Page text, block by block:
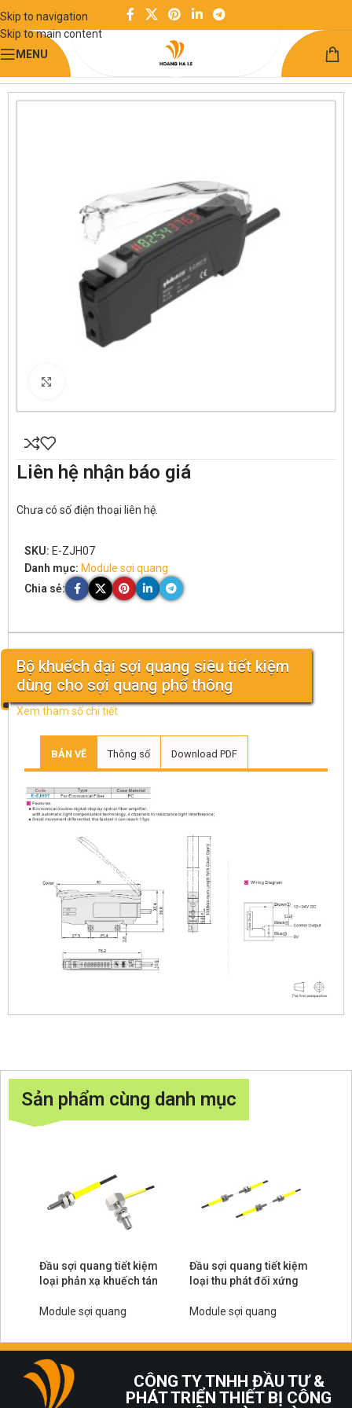
Skip to navigation
Skip to main content
MENU
Trang chủ
Điện và điều khiển Module sợi quang
Bộ khuếch đại sợi quang siêu tiết kiệm
dùng cho sợi quang phổ thông
Xem tham số chi tiết
BẢN VẼ Thông số Download PDF
Liên hệ nhận báo giá
Chưa có số điện thoại liên hệ.
SKU: E-ZJH07
Danh mục: Module sợi quang
Chia sẻ:
Sản phẩm cùng danh mục
Đầu sợi quang tiết kiệm
loại phản xạ khuếch tán
Module sợi quang
Đầu sợi quang tiết kiệm
loại thu phát đối xứng
Module sợi quang
CÔNG TY TNHH ĐẦU TƯ &
PHÁT TRIỂN THIẾT BỊ CÔNG